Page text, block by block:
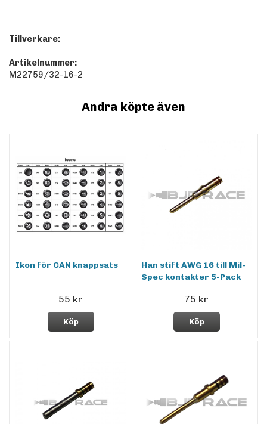
Tillverkare:
Artikelnummer:
M22759/32-16-2
Andra köpte även
Ikon för CAN knappsats
55 kr
Köp
Han stift AWG 16 till Mil-
Spec kontakter 5-Pack
75 kr
Köp